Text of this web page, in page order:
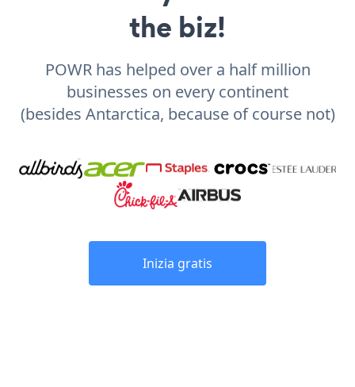
the biz!
POWR has helped over a half million
businesses on every continent
(besides Antarctica, because of course not)
Inizia gratis